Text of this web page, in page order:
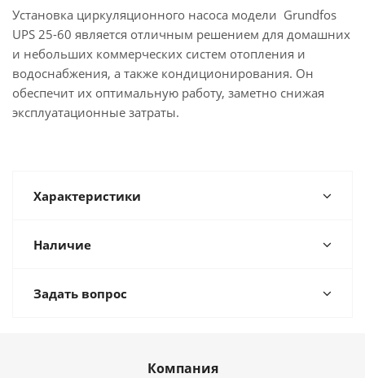
Установка циркуляционного насоса модели Grundfos
UPS 25-60 является отличным решением для домашних
и небольших коммерческих систем отопления и
водоснабжения, а также кондиционирования. Он
обеспечит их оптимальную работу, заметно снижая
эксплуатационные затраты.
Характеристики
Наличие
Задать вопрос
Компания